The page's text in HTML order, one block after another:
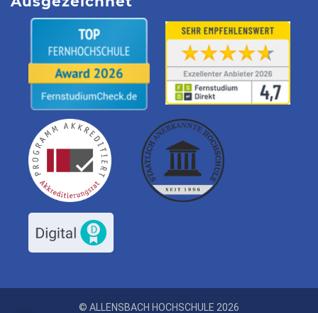
© ALLENSBACH HOCHSCHULE 2026